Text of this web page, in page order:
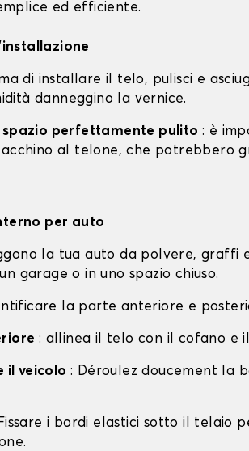
ed efficiente.
di installare il telo, pulisci e
danneggino la vernice.
spazio perfettamente pulito : è
al telone, che potrebbero
per auto
la tua auto da polvere, graffi
garage o in uno spazio chiuso.
la parte anteriore e
: allinea il telo con il cofano e
il veicolo : Déroulez doucement la
i bordi elastici sotto il telaio